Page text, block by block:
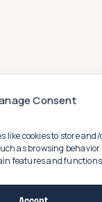
Consent
like cookies to store
as browsing
features and